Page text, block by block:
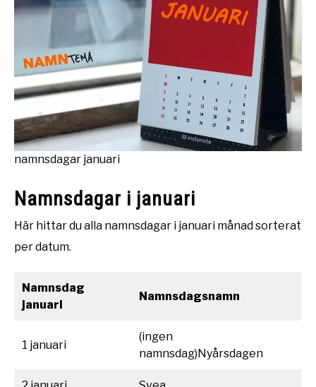
namnsdagar januari
Namnsdagar i januari
Här hittar du alla namnsdagar i januari månad sorterat
per datum.
Namnsdag
januari
Namnsdagsnamn
1 januari
(ingen
namnsdag)Nyårsdagen